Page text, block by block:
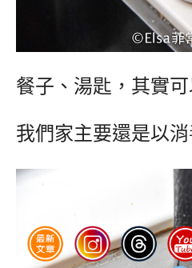
餐子、湯匙，其實
我們家主要還是以消